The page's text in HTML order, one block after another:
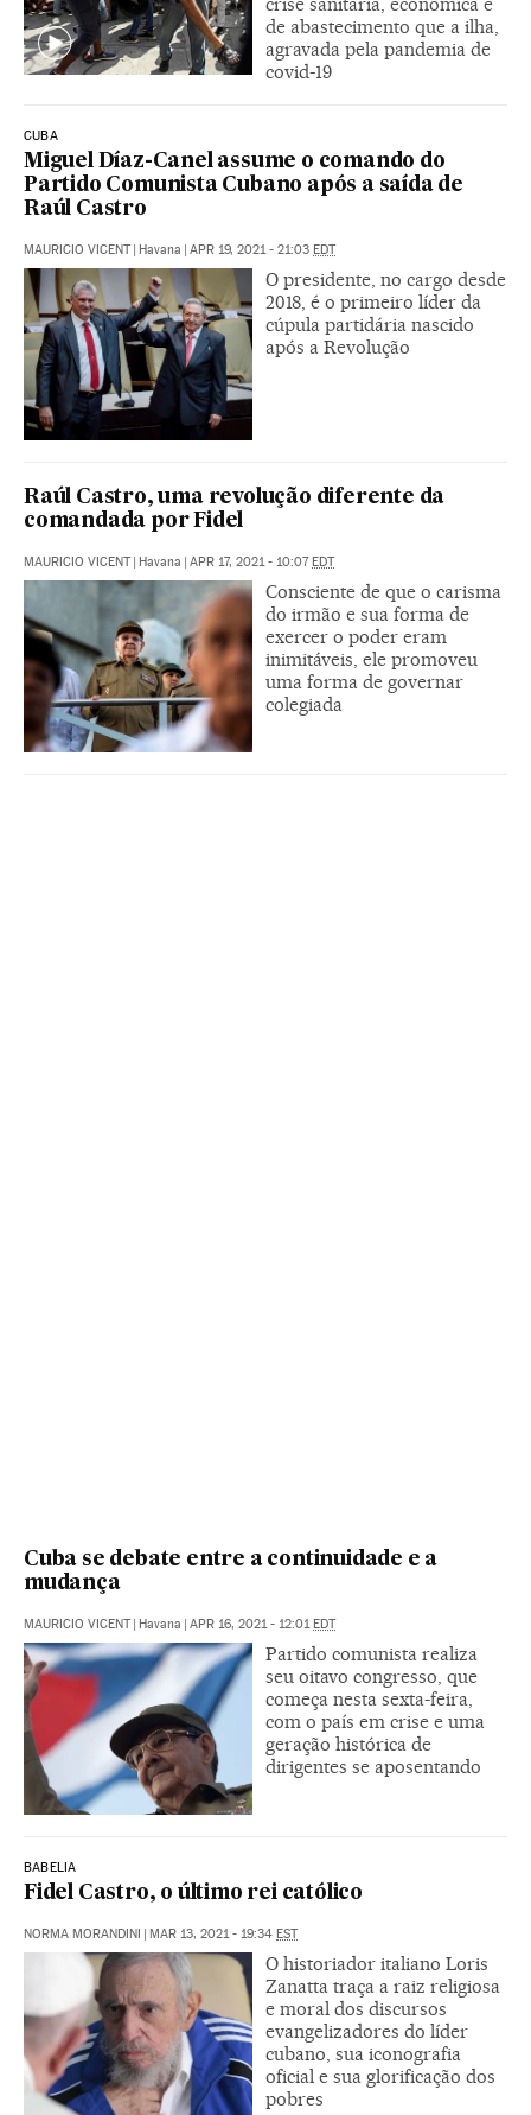
de abastecimento que a ilha,
agravada pela pandemia de
covid-19
CUBA
Miguel Díaz-Canel assume o comando do
Partido Comunista Cubano após a saída de
Raúl Castro
MAURICIO VICENT | Havana | APR 19, 2021 - 21:03 EDT
O presidente, no cargo desde
2018, é o primeiro líder da
cúpula partidária nascido
após a Revolução
Raúl Castro, uma revolução diferente da
comandada por Fidel
MAURICIO VICENT | Havana | APR 17, 2021 - 10:07EDT
Consciente de que o carisma
do irmão e sua forma de
exercer o poder eram
inimitáveis, ele promoveu
uma forma de governar
colegiada
Cuba se debate entre a continuidade e a
mudança
MAURICIO VICENT | Havana | APR 16, 2021 - 12:01EDT
Partido comunista realiza
seu oitavo congresso, que
começa nesta sexta-feira,
com o país em crise e uma
geração histórica de
dirigentes se aposentando
BABELIA
Fidel Castro, o último rei católico
NORMA MORANDINI | MAR 13, 2021 - 19:34 EST
O historiador italiano Loris
Zanatta traça a raiz religiosa
e moral dos discursos
evangelizadores do líder
cubano, sua iconografia
oficial e sua glorificação dos
pobres